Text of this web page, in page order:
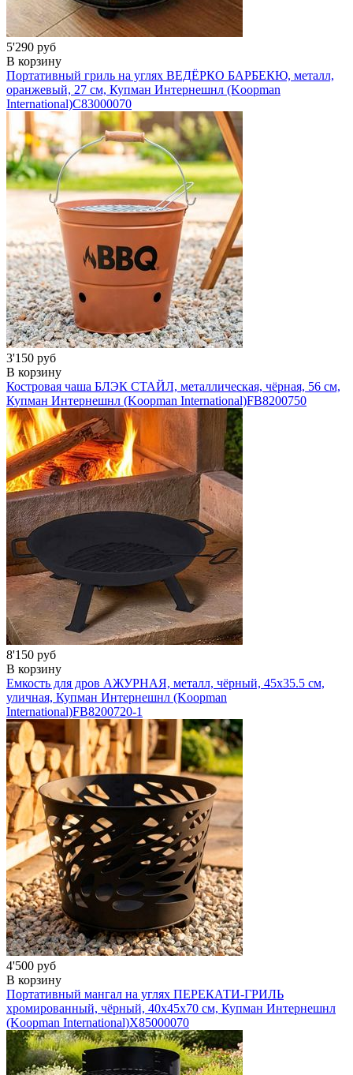
5'290 руб
В корзину
Портативный гриль на углях ВЕДЁРКО БАРБЕКЮ, металл,
оранжевый, 27 см, Купман Интернешнл (Koopman
International)C83000070
3'150 руб
В корзину
Костровая чаша БЛЭК СТАЙЛ, металлическая, чёрная, 56 см,
Купман Интернешнл (Koopman International)FB8200750
8'150 руб
В корзину
Емкость для дров АЖУРНАЯ, металл, чёрный, 45х35.5 см,
уличная, Купман Интернешнл (Koopman
International)FB8200720-1
4'500 руб
В корзину
Портативный мангал на углях ПЕРЕКАТИ-ГРИЛЬ
хромированный, чёрный, 40х45х70 см, Купман Интернешнл
(Koopman International)X85000070